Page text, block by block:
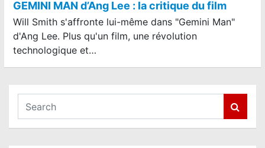
GEMINI MAN d’Ang Lee : la critique du film
Will Smith s'affronte lui-même dans "Gemini Man"
d'Ang Lee. Plus qu'un film, une révolution
technologique et…
a